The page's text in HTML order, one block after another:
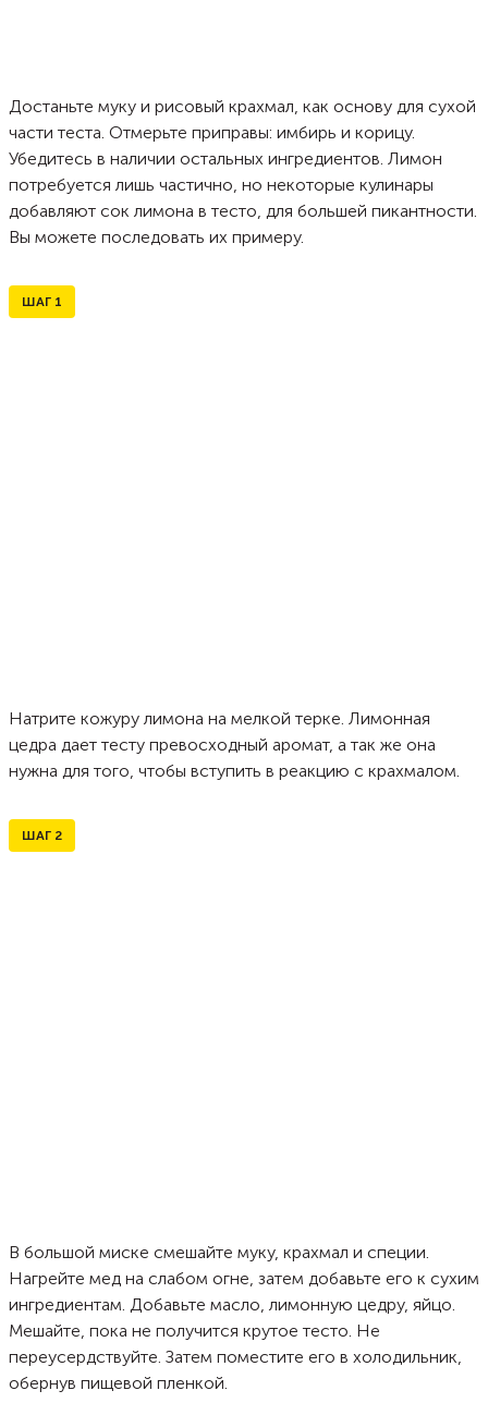
Достаньте муку и рисовый крахмал, как основу для сухой
части теста. Отмерьте приправы: имбирь и корицу.
Убедитесь в наличии остальных ингредиентов. Лимон
потребуется лишь частично, но некоторые кулинары
добавляют сок лимона в тесто, для большей пикантности.
Вы можете последовать их примеру.
ШАГ 1
Натрите кожуру лимона на мелкой терке. Лимонная
цедра дает тесту превосходный аромат, а так же она
нужна для того, чтобы вступить в реакцию с крахмалом.
ШАГ 2
В большой миске смешайте муку, крахмал и специи.
Нагрейте мед на слабом огне, затем добавьте его к сухим
ингредиентам. Добавьте масло, лимонную цедру, яйцо.
Мешайте, пока не получится крутое тесто. Не
переусердствуйте. Затем поместите его в холодильник,
обернув пищевой пленкой.